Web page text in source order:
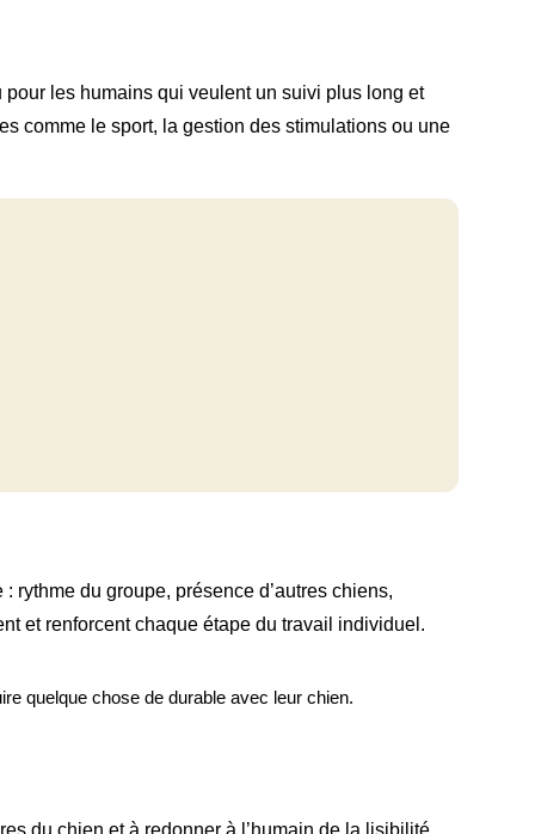
les humains qui veulent un suivi plus long et
comme le sport, la gestion des stimulations ou une
rythme du groupe, présence d’autres chiens,
et renforcent chaque étape du travail individuel.
quelque chose de durable avec leur chien.
du chien et à redonner à l’humain de la lisibilité,